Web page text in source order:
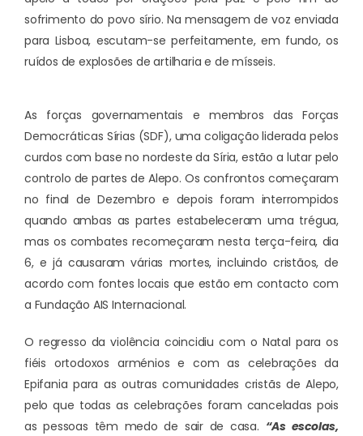
sofrimento do povo sírio. Na mensagem de voz enviada
para Lisboa, escutam-se perfeitamente, em fundo, os
ruídos de explosões de artilharia e de mísseis.
As forças governamentais e membros das Forças
Democráticas Sírias (SDF), uma coligação liderada pelos
curdos com base no nordeste da Síria, estão a lutar pelo
controlo de partes de Alepo. Os confrontos começaram
no final de Dezembro e depois foram interrompidos
quando ambas as partes estabeleceram uma trégua,
mas os combates recomeçaram nesta terça-feira, dia
6, e já causaram várias mortes, incluindo cristãos, de
acordo com fontes locais que estão em contacto com
a Fundação AIS Internacional.
O regresso da violência coincidiu com o Natal para os
fiéis ortodoxos arménios e com as celebrações da
Epifania para as outras comunidades cristãs de Alepo,
pelo que todas as celebrações foram canceladas pois
as pessoas têm medo de sair de casa. “As escolas,